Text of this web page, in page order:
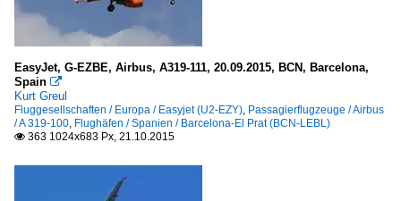
EasyJet, G-EZBE, Airbus, A319-111, 20.09.2015, BCN, Barcelona,
Spain 
Kurt Greul
Fluggesellschaften / Europa / Easyjet (U2-EZY), Passagierflugzeuge / Airbus
/ A 319-100, Flughäfen / Spanien / Barcelona-El Prat (BCN-LEBL)
 363 1024x683 Px, 21.10.2015